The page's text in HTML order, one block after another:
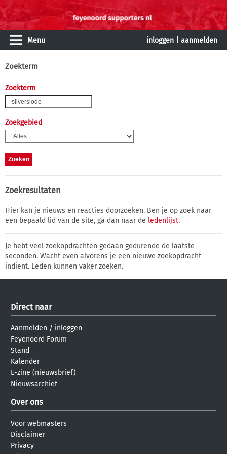
Menu inloggen aanmelden
Zoekterm
Zoekterm
Zoekgebied
Zoekresultaten
Hier kan je nieuws en reacties doorzoeken. Ben je op zoek naar
een bepaald lid van de site, ga dan naar de ledenlijst.
Je hebt veel zoekopdrachten gedaan gedurende de laatste
seconden. Wacht even alvorens je een nieuwe zoekopdracht
indient. Leden kunnen vaker zoeken.
Direct naar
Aanmelden / inloggen
Feyenoord Forum
Stand
Kalender
E-zine (nieuwsbrief)
Nieuwsarchief
Over ons
Voor webmasters
Disclaimer
Privacy